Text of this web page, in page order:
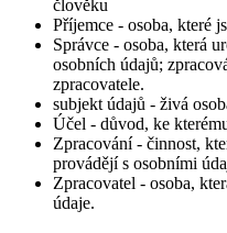
člověku
Příjemce - osoba, které
Správce - osoba, která
osobních údajů;
zpracovatele.
subjekt údajů - živá
Účel - důvod, ke
Zpracování - činnost,
provádějí s osobními
Zpracovatel - osoba,
údaje.